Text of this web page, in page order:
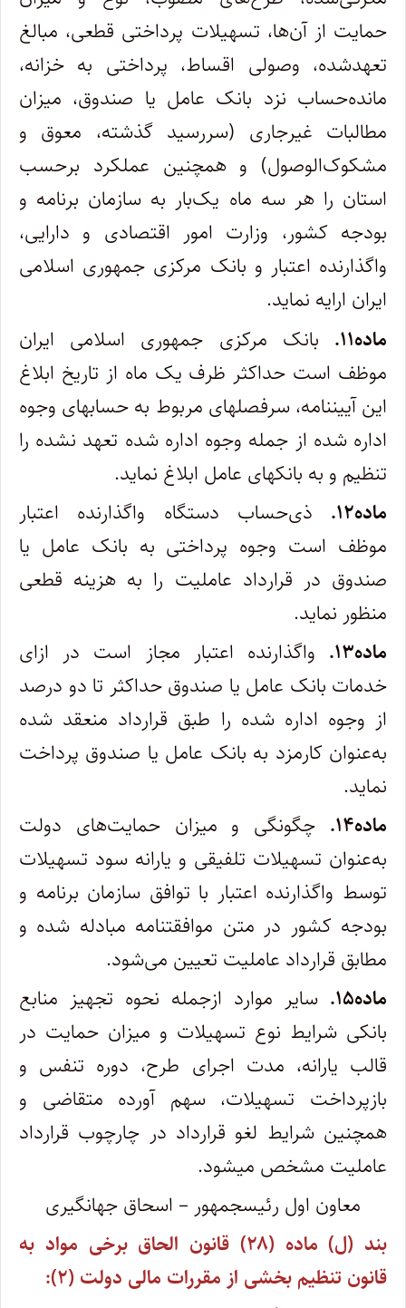
حمایت از آن‌ها، تسهیلات پرداختی قطعی، مبالغ
تعهدشده، وصولی اقساط، پرداختی به خزانه،
مانده‌حساب نزد بانک عامل یا صندوق، میزان
مطالبات غیرجاری (سررسید گذشته، معوق و
مشکوک‌الوصول) و همچنین عملکرد برحسب
استان را هر سه ماه یک‌بار به سازمان برنامه و
بودجه کشور، وزارت امور اقتصادی و دارایی،
واگذارنده اعتبار و بانک مرکزی جمهوری اسلامی
ایران ارایه نماید.
ماده۱۱.
بانک مرکزی جمهوری اسلامی ایران
موظف است حداکثر ظرف یک ماه از تاریخ ابلاغ
این آیین‏نامه، سرفصل‏های مربوط به حساب‏های وجوه
اداره شده از جمله وجوه اداره شده تعهد نشده را
تنظیم و به بانک‏های عامل ابلاغ نماید.
ماده۱۲.
ذی‌حساب دستگاه واگذارنده اعتبار
موظف است وجوه پرداختی به بانک عامل یا
صندوق در قرارداد عاملیت را به هزینه قطعی
منظور نماید.
ماده۱۳.
واگذارنده اعتبار مجاز است در ازای
خدمات بانک عامل یا صندوق حداکثر تا دو درصد
از وجوه اداره شده را طبق قرارداد منعقد شده
به‌عنوان کارمزد به بانک عامل یا صندوق پرداخت
نماید.
ماده۱۴.
چگونگی و میزان حمایت‌های دولت
به‌عنوان تسهیلات تلفیقی و یارانه سود تسهیلات
توسط واگذارنده اعتبار با توافق سازمان برنامه و
بودجه کشور در متن موافقتنامه مبادله شده و
مطابق قرارداد عاملیت تعیین می‌شود.
ماده۱۵.
سایر موارد ازجمله نحوه تجهیز منابع
بانکی شرایط نوع تسهیلات و میزان حمایت در
قالب یارانه، مدت اجرای طرح، دوره تنفس و
بازپرداخت تسهیلات، سهم آورده متقاضی و
همچنین شرایط لغو قرارداد در چارچوب قرارداد
عاملیت مشخص می‏شود.
معاون اول رئیس‎جمهور – اسحاق جهانگیری
بند (ل) ماده (۲۸) قانون الحاق برخی مواد به
قانون تنظیم بخشی از مقررات مالی دولت (۲):